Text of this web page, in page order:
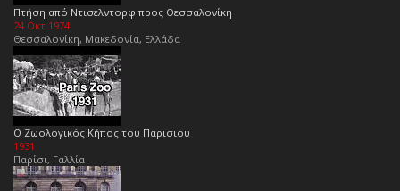
Πτήση από Ντισελντορφ προς Θεσσαλονίκη
24 Οκτ 1974
Θεσσαλονίκη, Μακεδονία, Ελλάδα
Ο Ζωολογικός Κήπος του Παρισιού
1931
Παρίσι, Γαλλία